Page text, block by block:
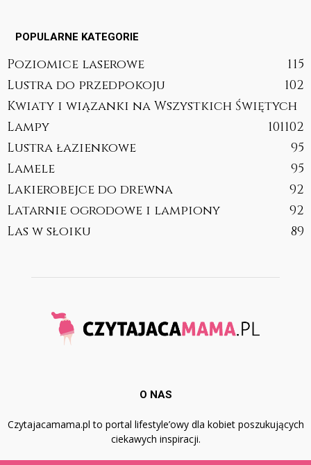
POPULARNE KATEGORIE
Poziomice laserowe
115
Lustra do przedpokoju
102
Kwiaty i wiązanki na Wszystkich Świętych
102
Lampy
101
Lustra łazienkowe
95
Lamele
95
Lakierobejce do drewna
92
Latarnie ogrodowe i lampiony
92
Las w słoiku
89
O NAS
Czytajacamama.pl to portal lifestyle’owy dla kobiet poszukujących
ciekawych inspiracji.